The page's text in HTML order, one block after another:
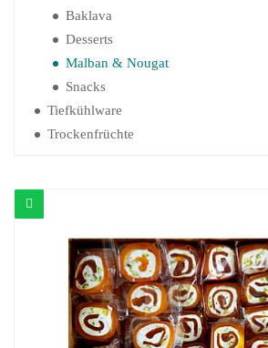
Baklava
Desserts
Malban & Nougat
Snacks
Tiefkühlware
Trockenfrüchte